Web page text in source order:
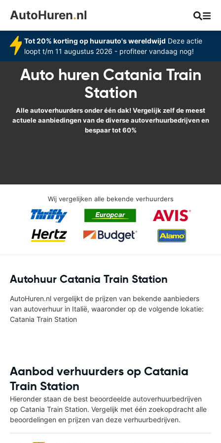
AutoHuren.nl
Tot 20% korting op huurauto's wereldwijd Deze actie
loopt t/m 11 augustus 2026 - profiteer vandaag nog!
Auto huren Catania Train
Station
Alle autoverhuurders onder één dak! Vergelijk zelf de meest
actuele aanbiedingen van de diverse autoverhuurbedrijven en
bespaar tot 60%
Wij vergelijken alle bekende verhuurders
Autohuur Catania Train Station
AutoHuren.nl vergelijkt de prijzen van bekende aanbieders
van autoverhuur in Italië, waaronder op de volgende lokatie:
Catania Train Station
Aanbod verhuurders op Catania
Train Station
Hieronder staan de best beoordeelde autoverhuurbedrijven
op Catania Train Station. Vergelijk met één zoekopdracht alle
beoordelingen en prijzen van deze verhuurbedrijven.